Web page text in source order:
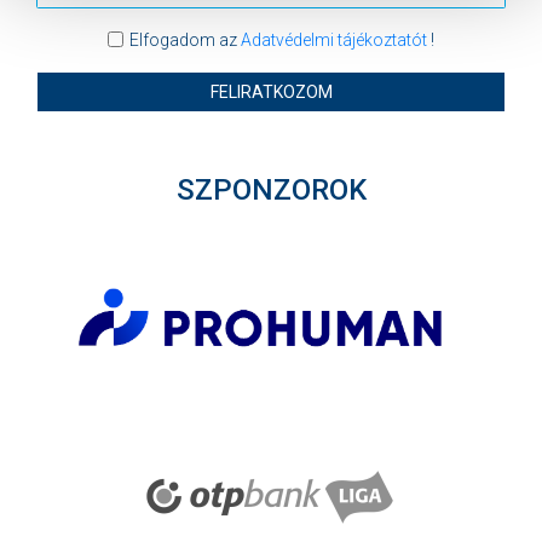
Elfogadom azAdatvédelmi tájékoztatót!
FELIRATKOZOM
SZPONZOROK